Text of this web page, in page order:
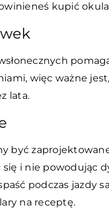
kupić
więc ważne
lata.
być
się i nie powodując
podczas jazdy
na receptę.